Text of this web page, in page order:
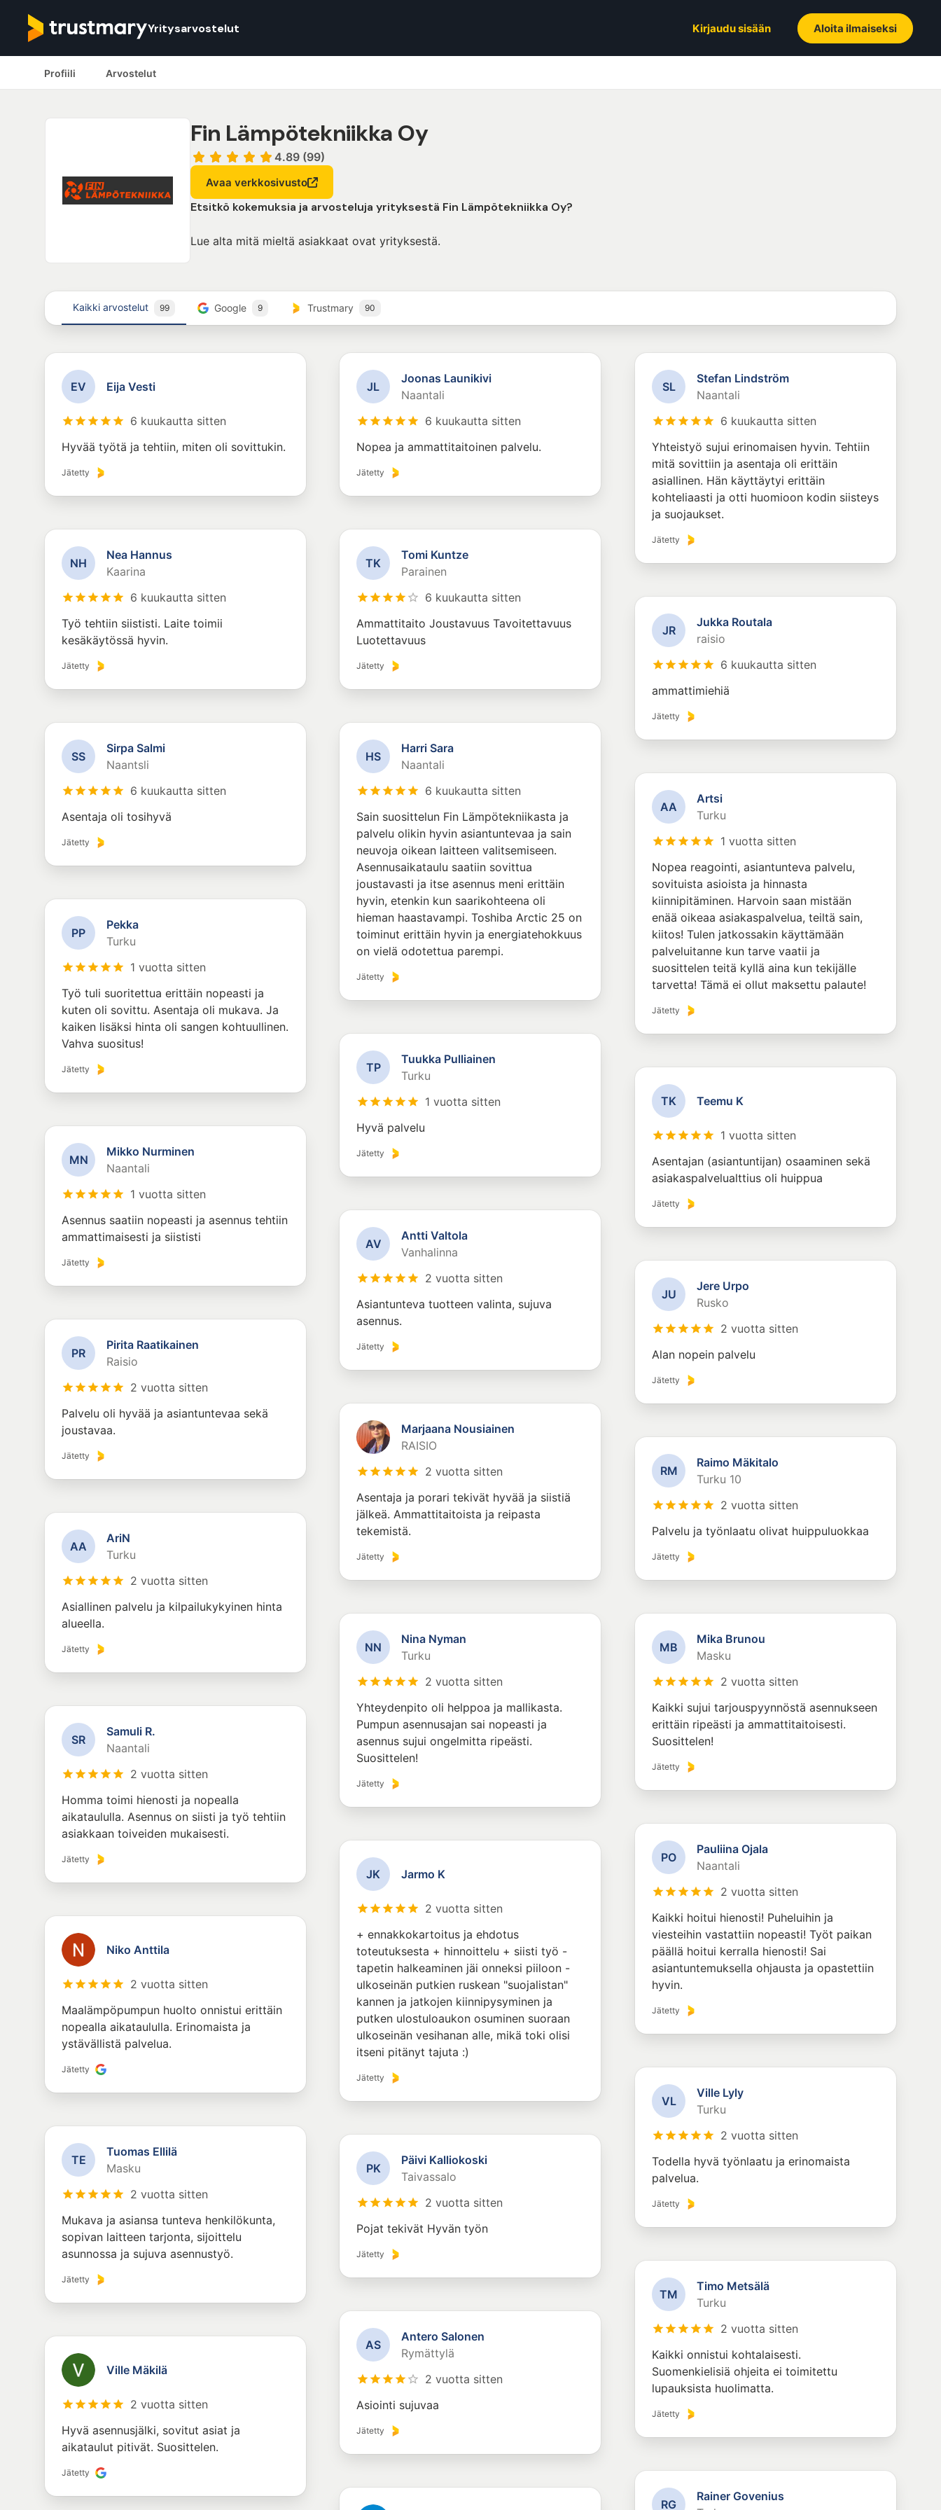
Yritysarvostelut Kirjaudu sisään Aloita ilmaiseksi
Profiili Arvostelut
Fin Lämpötekniikka Oy
4.89 (99)
Avaa verkkosivusto
Etsitkö kokemuksia ja arvosteluja yrityksestä Fin Lämpötekniikka Oy?
Lue alta mitä mieltä asiakkaat ovat yrityksestä.
Kaikki arvostelut 99 Google 9 Trustmary 90
EV Eija Vesti
6 kuukautta sitten
Hyvää työtä ja tehtiin, miten oli sovittukin.
Jätetty
JL
Joonas Launikivi
Naantali
6 kuukautta sitten
Nopea ja ammattitaitoinen palvelu.
Jätetty
SL
Stefan Lindström
Naantali
6 kuukautta sitten
Yhteistyö sujui erinomaisen hyvin. Tehtiin
mitä sovittiin ja asentaja oli erittäin
asiallinen. Hän käyttäytyi erittäin
kohteliaasti ja otti huomioon kodin siisteys
ja suojaukset.
Jätetty
NH
Nea Hannus
Kaarina
6 kuukautta sitten
Työ tehtiin siististi. Laite toimii
kesäkäytössä hyvin.
Jätetty
TK
Tomi Kuntze
Parainen
6 kuukautta sitten
Ammattitaito Joustavuus Tavoitettavuus
Luotettavuus
Jätetty
JR
Jukka Routala
raisio
6 kuukautta sitten
ammattimiehiä
Jätetty
SS
Sirpa Salmi
Naantsli
6 kuukautta sitten
Asentaja oli tosihyvä
Jätetty
HS
Harri Sara
Naantali
6 kuukautta sitten
Sain suosittelun Fin Lämpötekniikasta ja
palvelu olikin hyvin asiantuntevaa ja sain
neuvoja oikean laitteen valitsemiseen.
Asennusaikataulu saatiin sovittua
joustavasti ja itse asennus meni erittäin
hyvin, etenkin kun saarikohteena oli
hieman haastavampi. Toshiba Arctic 25 on
toiminut erittäin hyvin ja energiatehokkuus
on vielä odotettua parempi.
Jätetty
AA
Artsi
Turku
1 vuotta sitten
Nopea reagointi, asiantunteva palvelu,
sovituista asioista ja hinnasta
kiinnipitäminen. Harvoin saan mistään
enää oikeaa asiakaspalvelua, teiltä sain,
kiitos! Tulen jatkossakin käyttämään
palveluitanne kun tarve vaatii ja
suosittelen teitä kyllä aina kun tekijälle
tarvetta! Tämä ei ollut maksettu palaute!
Jätetty
PP
Pekka
Turku
1 vuotta sitten
Työ tuli suoritettua erittäin nopeasti ja
kuten oli sovittu. Asentaja oli mukava. Ja
kaiken lisäksi hinta oli sangen kohtuullinen.
Vahva suositus!
Jätetty TP
Tuukka Pulliainen
Turku
1 vuotta sitten
Hyvä palvelu
Jätetty
TK Teemu K
1 vuotta sitten
Asentajan (asiantuntijan) osaaminen sekä
asiakaspalvelualttius oli huippua
Jätetty
MN
Mikko Nurminen
Naantali
1 vuotta sitten
Asennus saatiin nopeasti ja asennus tehtiin
ammattimaisesti ja siististi
Jätetty
AV
Antti Valtola
Vanhalinna
2 vuotta sitten
Asiantunteva tuotteen valinta, sujuva
asennus.
Jätetty
JU
Jere Urpo
Rusko
2 vuotta sitten
Alan nopein palvelu
Jätetty
PR
Pirita Raatikainen
Raisio
2 vuotta sitten
Palvelu oli hyvää ja asiantuntevaa sekä
joustavaa.
Jätetty
Marjaana Nousiainen
RAISIO
2 vuotta sitten
Asentaja ja porari tekivät hyvää ja siistiä
jälkeä. Ammattitaitoista ja reipasta
tekemistä.
Jätetty
RM
Raimo Mäkitalo
Turku 10
2 vuotta sitten
Palvelu ja työnlaatu olivat huippuluokkaa
Jätetty
AA
AriN
Turku
2 vuotta sitten
Asiallinen palvelu ja kilpailukykyinen hinta
alueella.
Jätetty NN
Nina Nyman
Turku
2 vuotta sitten
Yhteydenpito oli helppoa ja mallikasta.
Pumpun asennusajan sai nopeasti ja
asennus sujui ongelmitta ripeästi.
Suosittelen!
Jätetty
MB
Mika Brunou
Masku
2 vuotta sitten
Kaikki sujui tarjouspyynnöstä asennukseen
erittäin ripeästi ja ammattitaitoisesti.
Suosittelen!
Jätetty
SR
Samuli R.
Naantali
2 vuotta sitten
Homma toimi hienosti ja nopealla
aikataululla. Asennus on siisti ja työ tehtiin
asiakkaan toiveiden mukaisesti.
Jätetty PO
Pauliina Ojala
Naantali
2 vuotta sitten
Kaikki hoitui hienosti! Puheluihin ja
viesteihin vastattiin nopeasti! Työt paikan
päällä hoitui kerralla hienosti! Sai
asiantuntemuksella ohjausta ja opastettiin
hyvin.
Jätetty
JK Jarmo K
2 vuotta sitten
+ ennakkokartoitus ja ehdotus
toteutuksesta + hinnoittelu + siisti työ -
tapetin halkeaminen jäi onneksi piiloon -
ulkoseinän putkien ruskean "suojalistan"
kannen ja jatkojen kiinnipysyminen ja
putken ulostuloaukon osuminen suoraan
ulkoseinän vesihanan alle, mikä toki olisi
itseni pitänyt tajuta :)
Jätetty
Niko Anttila
2 vuotta sitten
Maalämpöpumpun huolto onnistui erittäin
nopealla aikataululla. Erinomaista ja
ystävällistä palvelua.
Jätetty
VL
Ville Lyly
Turku
2 vuotta sitten
Todella hyvä työnlaatu ja erinomaista
palvelua.
Jätetty
TE
Tuomas Ellilä
Masku
2 vuotta sitten
Mukava ja asiansa tunteva henkilökunta,
sopivan laitteen tarjonta, sijoittelu
asunnossa ja sujuva asennustyö.
Jätetty
PK
Päivi Kalliokoski
Taivassalo
2 vuotta sitten
Pojat tekivät Hyvän työn
Jätetty
TM
Timo Metsälä
Turku
2 vuotta sitten
Kaikki onnistui kohtalaisesti.
Suomenkielisiä ohjeita ei toimitettu
lupauksista huolimatta.
Jätetty
AS
Antero Salonen
Rymättylä
2 vuotta sitten
Asiointi sujuvaa
Jätetty
Ville Mäkilä
2 vuotta sitten
Hyvä asennusjälki, sovitut asiat ja
aikataulut pitivät. Suosittelen.
Jätetty
RG
Rainer Govenius